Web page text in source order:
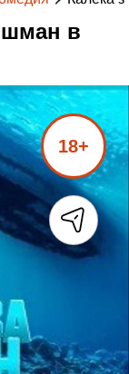
в
18+